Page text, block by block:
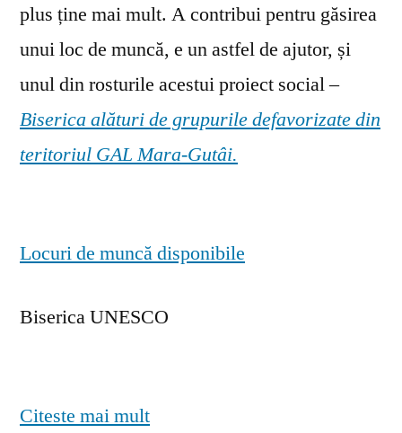
plus ține mai mult. A contribui pentru găsirea
unui loc de muncă, e un astfel de ajutor, și
unul din rosturile acestui proiect social –
Biserica alături de grupurile defavorizate din
teritoriul GAL Mara-Gutâi.
Locuri de muncă disponibile
Biserica UNESCO
Citeste mai mult